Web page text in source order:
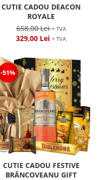
CUTIE CADOU DEACON
ROYALE
658,00 Lei+ TVA
329,00 Lei + TVA
-51%
CUTIE CADOU FESTIVE
BRÂNCOVEANU GIFT